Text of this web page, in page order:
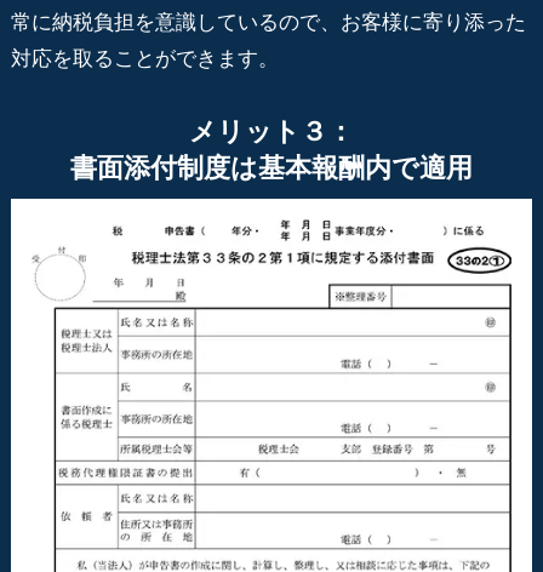
常に納税負担を意識しているので、お客様に寄り添った
対応を取ることができます。
メリット３：
書面添付制度は基本報酬内で適用